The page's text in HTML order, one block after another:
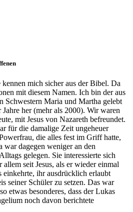
mich sicher aus der Bibel. Da
mit diesem Namen. Ich bin der aus
Schwestern Maria und Martha gelebt
Jahre her (mehr als 2000). Wir waren
mit Jesus von Nazareth befreundet.
für die damalige Zeit ungeheuer
die alles fest im Griff hatte,
dagegen weniger an den
gelegen. Sie interessierte sich
seit Jesus, als er wieder einmal
einkehrte, ihr ausdrücklich erlaubt
seiner Schüler zu setzen. Das war
etwas besonderes, dass der Lukas
noch davon berichtete